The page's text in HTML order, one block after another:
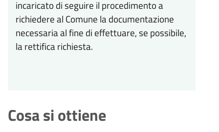
incaricato di seguire il procedimento a
richiedere al Comune la documentazione
necessaria al fine di effettuare, se possibile,
la rettifica richiesta.
Cosa si ottiene